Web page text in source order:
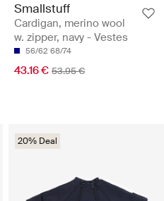
Smallstuff
Cardigan, merino wool
w. zipper, navy - Vestes
56/62 68/74
43.16 € 53.95 €
20% Deal